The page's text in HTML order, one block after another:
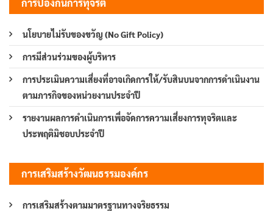
การป้องกันการทุจริต
นโยบายไม่รับของขวัญ (No Gift Policy)
การมีส่วนร่วมของผู้บริหาร
การประเมินความเสี่ยงที่อาจเกิดการให้/รับสินบนจากการดำเนินงาน
ตามภารกิจของหน่วยงานประจำปี
รายงานผลการดำเนินการเพื่อจัดการความเสี่ยงการทุจริตและ
ประพฤติมิชอบประจำปี
การเสริมสร้างวัฒนธรรมองค์กร
การเสริมสร้างตามมาตรฐานทางจริยธรรม